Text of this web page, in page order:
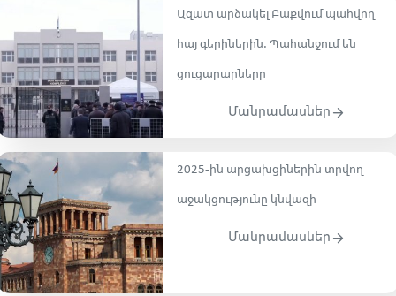
Ազատ արձակել Բաքվում պահվող
հայ գերիներին․ Պահանջում են
ցուցարարները
Մանրամասներ
2025-ին արցախցիներին տրվող
աջակցությունը կնվազի
Մանրամասներ